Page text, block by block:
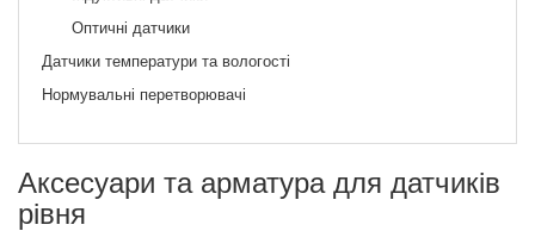
Оптичні датчики
Датчики температури та вологості
Нормувальні перетворювачі
Аксесуари та арматура для датчиків
рівня